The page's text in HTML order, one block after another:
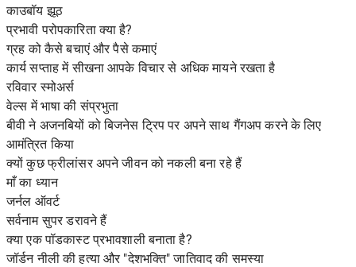
काउबॉय झूठ
प्रभावी परोपकारिता क्या है?
ग्रह को कैसे बचाएं और पैसे कमाएं
कार्य सप्ताह में सीखना आपके विचार से अधिक मायने रखता है
रविवार स्मोअर्स
वेल्स में भाषा की संप्रभुता
बीवी ने अजनबियों को बिजनेस ट्रिप पर अपने साथ गैंगअप करने के लिए
आमंत्रित किया
क्यों कुछ फ्रीलांसर अपने जीवन को नकली बना रहे हैं
माँ का ध्यान
जर्नल ऑवर्ट
सर्वनाम सुपर डरावने हैं
क्या एक पॉडकास्ट प्रभावशाली बनाता है?
जॉर्डन नीली की हत्या और "देशभक्ति" जातिवाद की समस्या